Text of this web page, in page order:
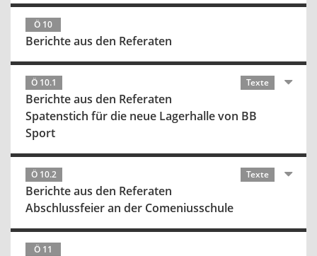
Ö 10
Berichte aus den Referaten
Ö 10.1 Texte
Berichte aus den Referaten
Spatenstich für die neue Lagerhalle von BB
Sport
Ö 10.2 Texte
Berichte aus den Referaten
Abschlussfeier an der Comeniusschule
Ö 11